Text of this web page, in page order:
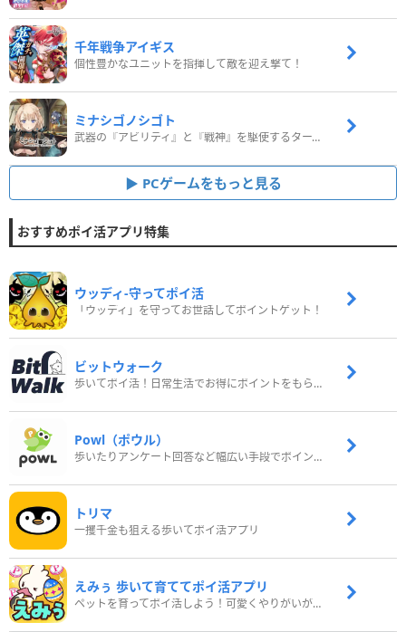
千年戦争アイギス
個性豊かなユニットを指揮して敵を迎え撃て！
ミナシゴノシゴト
武器の『アビリティ』と『戦神』を駆使するターン制コマンドバトルRPG！
PCゲームをもっと見る
おすすめポイ活アプリ特集
ウッディ‐守ってポイ活
「ウッディ」を守ってお世話してポイントゲット！
ビットウォーク
歩いてポイ活！日常生活でお得にポイントをもらおう
Powl（ポウル）
歩いたりアンケート回答など幅広い手段でポイントをゲット
トリマ
一攫千金も狙える歩いてポイ活アプリ
えみぅ 歩いて育ててポイ活アプリ
ペットを育ってポイ活しよう！可愛くやりがいがある新感覚アプリ